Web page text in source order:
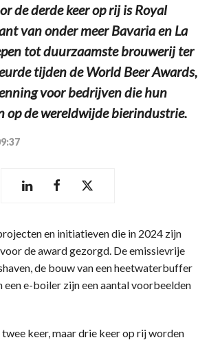
de derde keer op rij is Royal
van onder meer Bavaria en La
tot duurzaamste brouwerij ter
tijden de World Beer Awards,
voor bedrijven die hun
op de wereldwijde bierindustrie.
en initiatieven die in 2024 zijn
de award gezorgd. De emissievrije
de bouw van een heetwaterbuffer
een e-boiler zijn een aantal voorbeelden
twee keer, maar drie keer op rij worden